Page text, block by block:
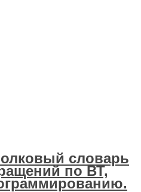
словарь
по ВТ,